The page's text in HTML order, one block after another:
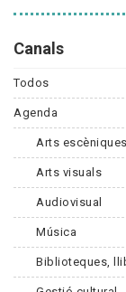
Canals
Todos
Agenda
Arts escèniques
Arts visuals
Audiovisual
Música
Biblioteques,